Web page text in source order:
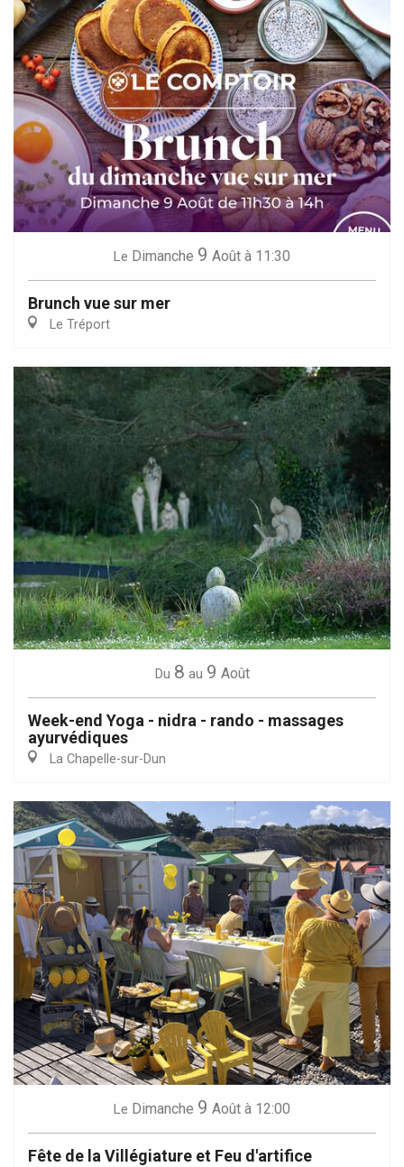
Le Dimanche 9 Août à 11:30
Brunch vue sur mer
Le Tréport
Du 8 au 9 Août
Week-end Yoga - nidra - rando - massages
ayurvédiques
La Chapelle-sur-Dun
Le Dimanche 9 Août à 12:00
Fête de la Villégiature et Feu d'artifice